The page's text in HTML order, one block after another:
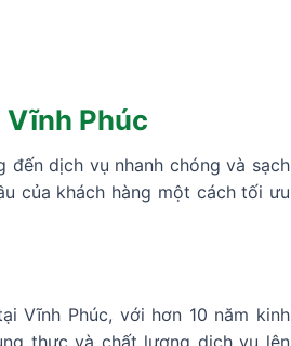
Vĩnh Phúc
dịch vụ nhanh chóng và sạch
của khách hàng một cách tối ưu
Vĩnh Phúc, với hơn 10 năm kinh
thực và chất lượng dịch vụ lên